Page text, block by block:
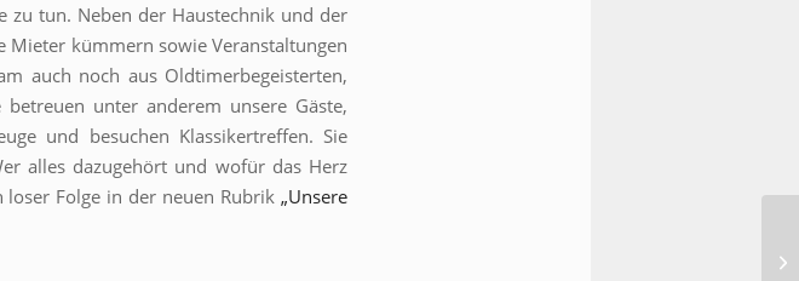
zu tun. Neben der Haustechnik und der
Mieter kümmern sowie Veranstaltungen
auch noch aus Oldtimerbegeisterten,
unter anderem unsere Gäste,
und besuchen Klassikertreffen. Sie
alles dazugehört und wofür das Herz
Folge in der neuen Rubrik „Unsere